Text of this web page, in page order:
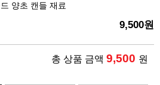
양초 캔들 재료
9,500원
총 상품 금액 9,500 원